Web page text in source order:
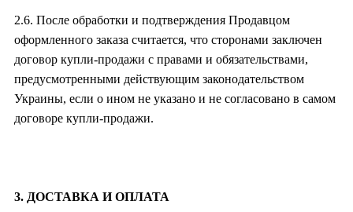
2.6. После обработки и подтверждения Продавцом
оформленного заказа считается, что сторонами заключен
договор купли-продажи с правами и обязательствами,
предусмотренными действующим законодательством
Украины, если о ином не указано и не согласовано в самом
договоре купли-продажи.
3. ДОСТАВКА И ОПЛАТА